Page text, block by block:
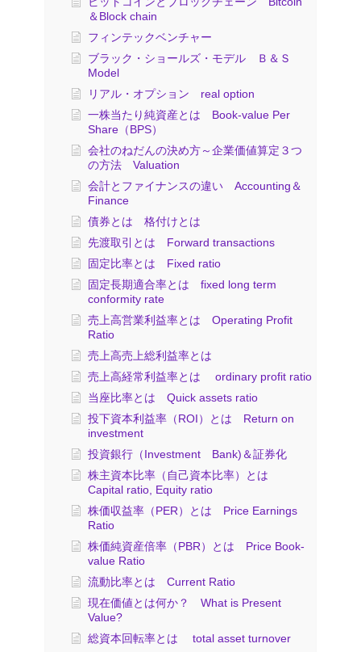
＆Block chain
フィンテックベンチャー
ブラック・ショールズ・モデル Ｂ＆Ｓ
Model
リアル・オプション real option
一株当たり純資産とは Book-value Per
Share（BPS）
会社のねだんの決め方～企業価値算定３つ
の方法 Valuation
会計とファイナンスの違い Accounting＆
Finance
債券とは 格付けとは
先渡取引とは Forward transactions
固定比率とは Fixed ratio
固定長期適合率とは fixed long term
conformity rate
売上高営業利益率とは Operating Profit
Ratio
売上高売上総利益率とは
売上高経常利益率とは ordinary profit ratio
当座比率とは Quick assets ratio
投下資本利益率（ROI）とは Return on
investment
投資銀行（Investment Bank)＆証券化
株主資本比率（自己資本比率）とは
Capital ratio, Equity ratio
株価収益率（PER）とは Price Earnings
Ratio
株価純資産倍率（PBR）とは Price Book-
value Ratio
流動比率とは Current Ratio
現在価値とは何か？ What is Present
Value?
総資本回転率とは total asset turnover